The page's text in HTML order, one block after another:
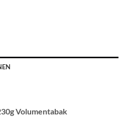
Volumentabak